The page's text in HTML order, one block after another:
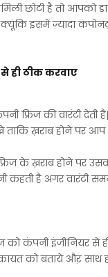
छोटी है तो आपको
क्यूंकि इसमें ज़्यादा
ही ठीक करवाए
फ्रिज की वारंटी
ख़राब होने पर
के ख़राब होने
कहती है अगर वारंटी
को कंपनी
को बताये औऱ साथ